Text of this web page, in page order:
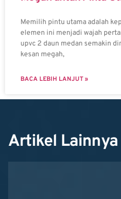
Memilih pintu utama adalah
elemen ini menjadi wajah
upvc 2 daun medan semakin
kesan megah,
BACA LEBIH LANJUT »
Artikel Lainnya